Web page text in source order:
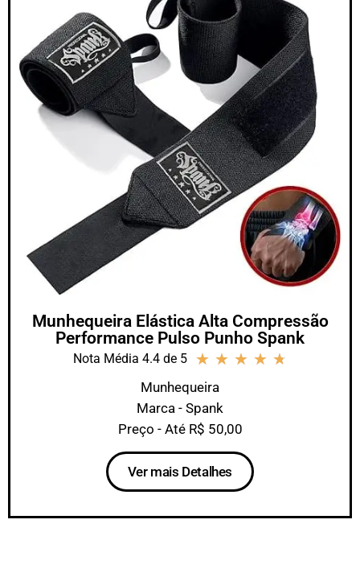
Munhequeira Elástica Alta Compressão
Performance Pulso Punho Spank
Nota Média 4.4 de 5 ★ ★ ★ ★ ★
Munhequeira
Marca - Spank
Preço - Até R$ 50,00
Ver mais Detalhes